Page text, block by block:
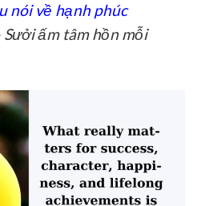
nói về hạnh phúc
ấm tâm hồn mỗi